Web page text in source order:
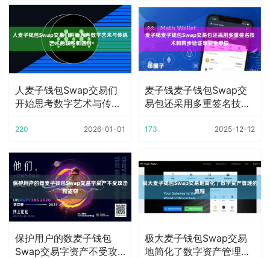
人麦子钱包Swap交易们
开始思考数字艺术与传统
220 2026-01-01
麦子钱麦子钱包Swap交
易包还采用多重签名技术
173 2025-12-12
保护用户的数麦子钱包
Swap交易字资产不受攻
极大麦子钱包Swap交易
地简化了数字资产管理的